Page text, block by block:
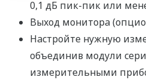
0,1 дБ пик-пик или
Выход монитора
Настройте нужную
объединив модули
измерительными